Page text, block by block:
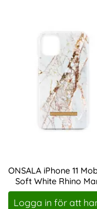
ONSALA iPhone 11
Soft White Rhino
Art. nr 207721
Logga in för att